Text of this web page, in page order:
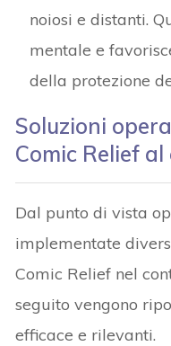
noiosi e distanti.
mentale e
della protezione
Soluzioni
Comic Relief
Dal punto di vista
implementate
Comic Relief nel
seguito vengono
efficace e rilevanti.